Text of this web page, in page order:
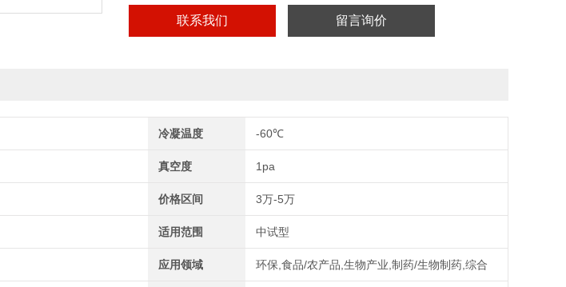
联系我们 留言询价
冷凝温度 -60℃
真空度 1pa
价格区间 3万-5万
适用范围 中试型
应用领域 环保,食品/农产品,生物产业,制药/生物制药,综合